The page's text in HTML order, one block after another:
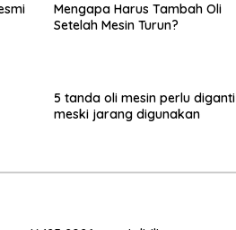
Mengapa Harus Tambah Oli
Setelah Mesin Turun?
5 tanda oli mesin perlu diganti
meski jarang digunakan